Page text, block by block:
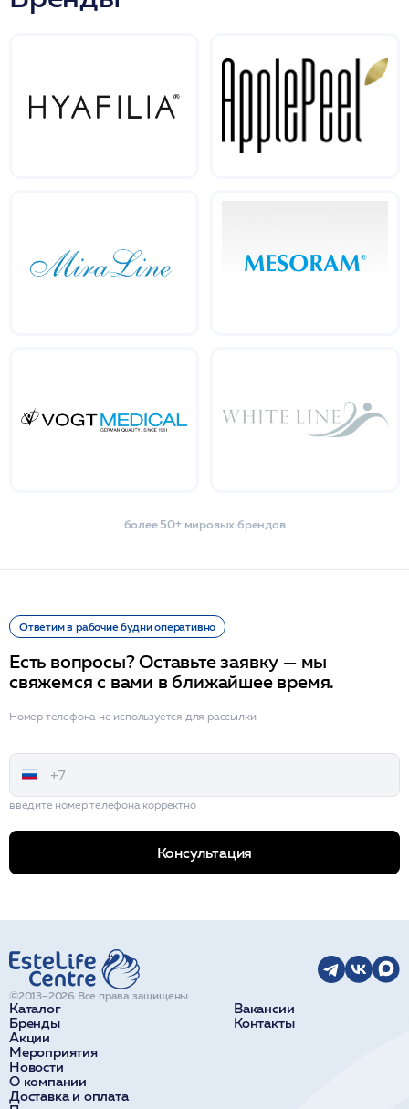
более 50+ мировых брендов
Ответим в рабочие будни оперативно
Есть вопросы? Оставьте заявку — мы
свяжемся с вами в ближайшее время.
Номер телефона не используется для рассылки
введите номер телефона корректно
Консультация
Каталог
Бренды
Акции
Мероприятия
Новости
О компании
Доставка и оплата
Вакансии
Контакты
©2013–2026 Все права защищены.